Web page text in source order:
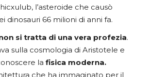
l’asteroide che causò
dinosauri 66 milioni di anni fa.
si tratta di una vera profezia.
sulla cosmologia di Aristotele e
la fisica moderna.